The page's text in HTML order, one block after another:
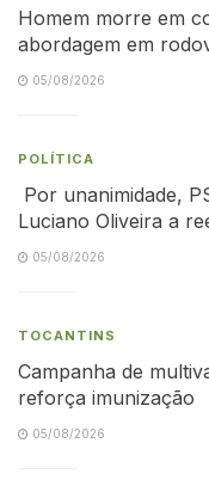
Homem morre em
abordagem em
05/08/2026
POLÍTICA
Por unanimidade,
Luciano Oliveira a
05/08/2026
TOCANTINS
Campanha de
reforça imunização
05/08/2026